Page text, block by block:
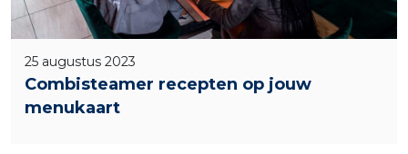
25 augustus 2023
Combisteamer recepten op jouw
menukaart